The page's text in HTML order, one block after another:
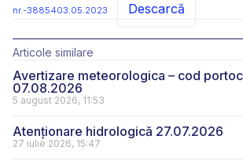
nr.-3885403.05.2023
Descarcă
Articole similare
Avertizare meteorologica – cod
07.08.2026
5 august 2026, 11:53
Atenționare hidrologică 27.07.2026
27 iulie 2026, 15:47